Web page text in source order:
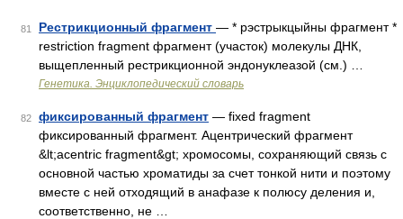
81 Рестрикционный фрагмент — * рэстрыкцыйны фрагмент *
restriction fragment фрагмент (участок) молекулы ДНК,
выщепленный рестрикционной эндонуклеазой (см.) …
Генетика. Энциклопедический словарь
82 фиксированный фрагмент — fixed fragment
фиксированный фрагмент. Ацентрический фрагмент
&lt;acentric fragment&gt; хромосомы, сохраняющий связь с
основной частью хроматиды за счет тонкой нити и поэтому
вместе с ней отходящий в анафазе к полюсу деления и,
соответственно, не …